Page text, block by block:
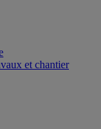
et chantier